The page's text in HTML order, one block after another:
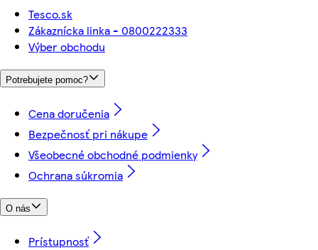
Tesco.sk
Zákaznícka linka - 0800222333
Výber obchodu
Potrebujete pomoc?
Cena doručenia
Bezpečnosť pri nákupe
Všeobecné obchodné podmienky
Ochrana súkromia
O nás
Prístupnosť